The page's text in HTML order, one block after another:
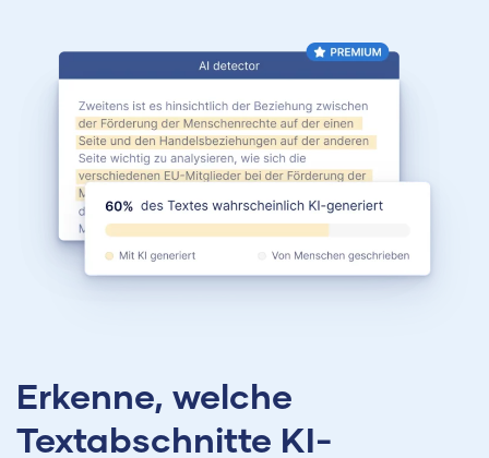
Erkenne, welche
Textabschnitte KI-